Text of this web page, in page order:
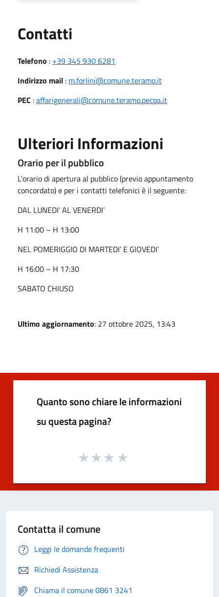
Contatti
Telefono : +39 345 930 6281
Indirizzo mail : m.forlini@comune.teramo.it
PEC :affarigenerali@comune.teramo.pecpa.it
Ulteriori Informazioni
Orario per il pubblico
L'orario di apertura al pubblico (previo appuntamento
concordato) e per i contatti telefonici è il seguente:
DAL LUNEDI’ AL VENERDI’
H 11:00 – H 13:00
NEL POMERIGGIO DI MARTEDI’ E GIOVEDI’
H 16:00 – H 17:30
SABATO CHIUSO
Ultimo aggiornamento: 27 ottobre 2025, 13:43
Quanto sono chiare le informazioni
su questa pagina?
Contatta il comune
Leggi le domande frequenti
Richiedi Assistenza
Chiama il comune 0861 3241